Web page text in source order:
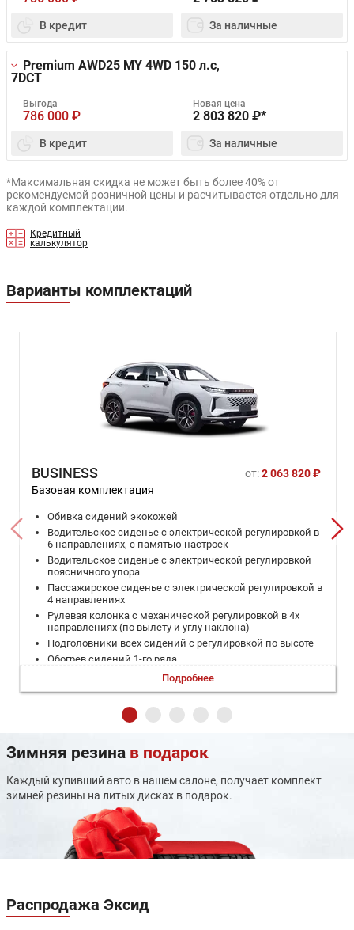
В кредит За наличные
Premium AWD25 MY 4WD 150 л.с,
7DCT
Выгода
786 000 ₽
Новая цена
2 803 820 ₽*
В кредит За наличные
*Максимальная скидка не может быть более 40% от
рекомендуемой розничной цены и расчитывается отдельно для
каждой комплектации.
Кредитный
калькулятор
Варианты комплектаций
BUSINESS от:2 063 820 ₽
Базовая комплектация
Обивка сидений экокожей
Водительское сиденье с электрической регулировкой в
6 направлениях, с памятью настроек
Водительское сиденье с электрической регулировкой
поясничного упора
Пассажирское сиденье с электрической регулировкой в
4 направлениях
Рулевая колонка с механической регулировкой в 4х
направлениях (по вылету и углу наклона)
Подголовники всех сидений с регулировкой по высоте
Обогрев сидений 1-го ряда
Обогрев сидений 2-го ряда
Обогрев рулевого колеса
Обогрев лобового стекла
Обогрев форсунок стеклоомывателя
Дефлекторы для 2-го ряда сидений
Очечник
Центральный подлокотник 2-го ряда с
подстаканниками
Передний центральный подлокотник с ёмкостью для
хранения и подстаканниками
Складная спинка сидения 2-го ряда в соотношении 1/3-
Атмосферная многоцветная подсветка
18-дюймовые алюминиевые литые диски c шинами
Подробнее
Зимняя резина в подарок
Каждый купивший авто в нашем салоне, получает комплект
зимней резины на литых дисках в подарок.
Распродажа Эксид